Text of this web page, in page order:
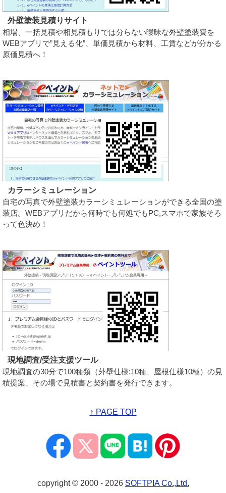
外壁塗装見積りサイト
相場、一括見積や相見積もりでは分らない曖昧な外壁塗装費を
WEBアプリで”見える化”、単価見積から材料、工賃などが分かる
原価見積へ！
カラーシミュレーション
自宅の写真で外壁塗装カラーシミュレーションができる全国の塗
装店。WEBアプリだから何時でも何処でもPC,スマホで家族そろ
って色決め！
現地調査/受注支援ツール
現地調査の30分で100種類（外壁仕様:10種、屋根仕様10種）の見
積提案、その場で見積書と契約書を発行できます。
↑ PAGE TOP
copyright © 2000 - 2026 SOFTPIA Co.,Ltd.